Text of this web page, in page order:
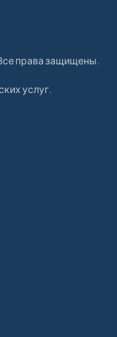
права защищены.
услуг.